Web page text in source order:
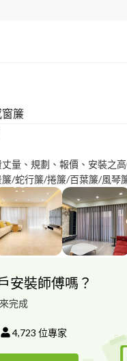
簾
量、規劃、報價、安裝之
/蛇行簾/捲簾/百葉簾/風琴
風、北歐風、鄉村風、奢
格作規劃，讓你以平價消費
安裝師傅嗎？
完成
4,723 位專家